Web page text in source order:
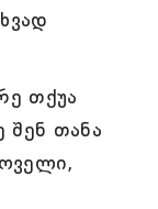
თქუა
თანა